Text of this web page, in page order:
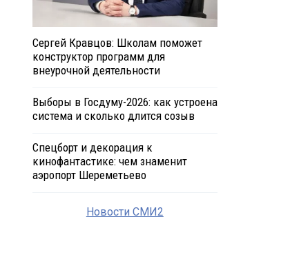
Сергей Кравцов: Школам поможет
конструктор программ для
внеурочной деятельности
Выборы в Госдуму-2026: как устроена
система и сколько длится созыв
Спецборт и декорация к
кинофантастике: чем знаменит
аэропорт Шереметьево
Новости СМИ2